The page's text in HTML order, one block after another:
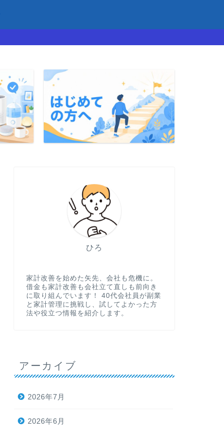
ひろ
家計改善を始めた矢先、会社も危機に。
借金も家計改善も会社立て直しも前向き
に取り組んでいます！ 40代会社員が副業
と家計管理に挑戦し、試してよかった方
法や役立つ情報を紹介します。
アーカイブ
2026年7月
2026年6月